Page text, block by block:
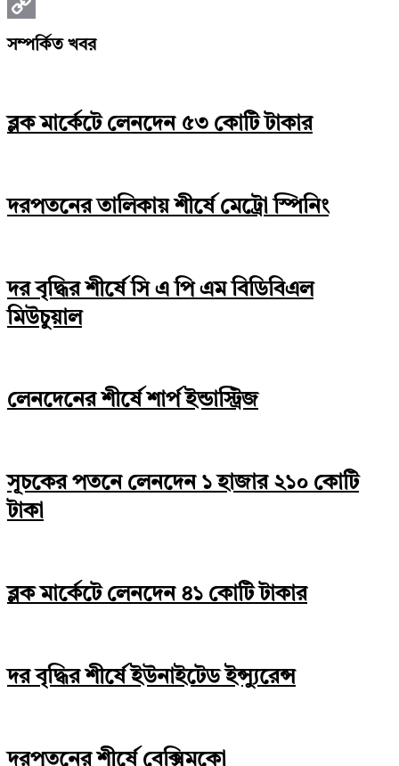
Print
Copy
সম্পর্কিত খবর
ব্লক মার্কেটে লেনদেন ৫৩ কোটি টাকার
দরপতনের তালিকায় শীর্ষে মেট্রো স্পিনিং
দর বৃদ্ধির শীর্ষে সি এ পি এম বিডিবিএল
মিউচুয়াল
লেনদেনের শীর্ষে শার্প ইন্ডাস্ট্রিজ
সূচকের পতনে লেনদেন ১ হাজার ২১০ কোটি
টাকা
ব্লক মার্কেটে লেনদেন ৪১ কোটি টাকার
দর বৃদ্ধির শীর্ষে ইউনাইটেড ইন্স্যুরেন্স
দরপতনের শীর্ষে বেক্সিমকো